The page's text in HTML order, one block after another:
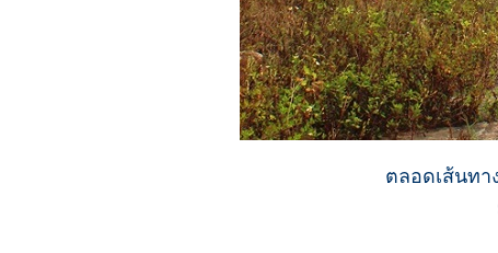
ตลอดเส้นทา